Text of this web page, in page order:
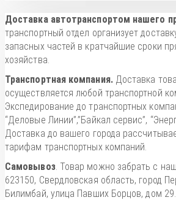
Доставка автотранспортом нашего
транспортный отдел организует
запасных частей в кратчайшие сроки
хозяйства.
Транспортная компания.Доставка
осуществляется любой транспортной
Экспедирование до транспортных
“Деловые Линии”,”Байкал сервис”,
Доставка до вашего города
тарифам транспортных компаний.
Самовывоз. Товар можно забрать с
623150, Свердловская область, город
Билимбай, улица Павших Борцов, дом 29.